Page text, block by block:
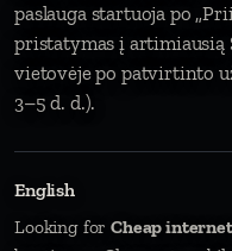
paslauga startuoja po
pristatymas į artimiausią
vietovėje po patvirtinto
3–5 d. d.).
English
Looking forCheap